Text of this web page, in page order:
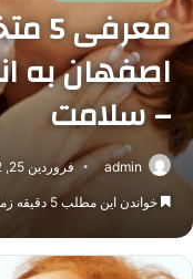
اصفهان به
– سلامت
admin فروردین 25, 1402
خواندن این مطلب 5 دقیقه زمان میبرد